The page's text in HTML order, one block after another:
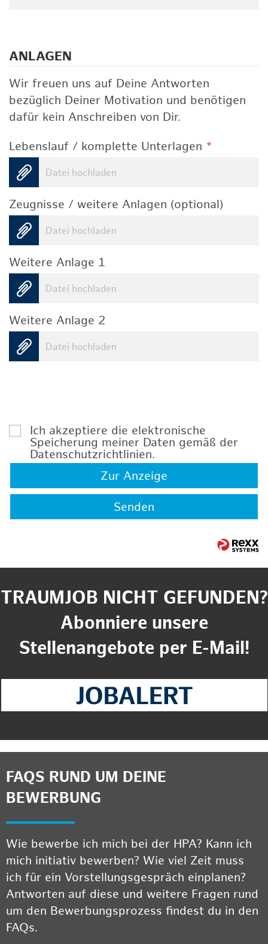
ANLAGEN
Wir freuen uns auf Deine Antworten
bezüglich Deiner Motivation und benötigen
dafür kein Anschreiben von Dir.
Lebenslauf / komplette Unterlagen *
Datei hochladen
Zeugnisse / weitere Anlagen (optional)
Datei hochladen
Weitere Anlage 1
Datei hochladen
Weitere Anlage 2
Datei hochladen
Ich akzeptiere die elektronische
Speicherung meiner Daten gemäß der
Datenschutzrichtlinien.
Zur Anzeige
Senden
TRAUMJOB NICHT GEFUNDEN?
Abonniere unsere
Stellenangebote per E-Mail!
FAQS RUND UM DEINE
BEWERBUNG
Wie bewerbe ich mich bei der HPA? Kann ich
mich initiativ bewerben? Wie viel Zeit muss
ich für ein Vorstellungsgespräch einplanen?
Antworten auf diese und weitere Fragen rund
um den Bewerbungsprozess findest du in den
FAQs.